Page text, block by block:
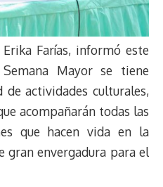
Erika Farías, informó este
Mayor se tiene
de actividades culturales,
acompañarán todas las
que hacen vida en la
gran envergadura para el